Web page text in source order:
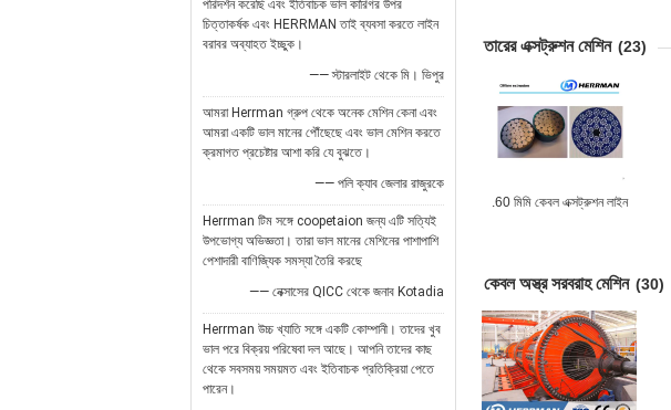
পরিদর্শন করেছি এবং ইতিবাচক ভাল কারিগর উপর
চিত্তাকর্ষক এবং HERRMAN তাই ব্যবসা করতে লাইন
বরাবর অব্যাহত ইচ্ছুক।
—— স্টারলাইট থেকে মি। ভিপুর
আমরা Herrman গ্রুপ থেকে অনেক মেশিন কেনা এবং
আমরা একটি ভাল মানের পৌঁছেছে এবং ভাল মেশিন করতে
ক্রমাগত প্রচেষ্টার আশা করি যে বুঝতে।
—— পলি ক্যাব জেলার রাজুরকে
Herrman টিম সঙ্গে coopetaion জন্য এটি সত্যিই
উপভোগ্য অভিজ্ঞতা। তারা ভাল মানের মেশিনের পাশাপাশি
পেশাদারী বাণিজ্যিক সমস্যা তৈরি করছে
—— নেক্সাসের QICC থেকে জনাব Kotadia
Herrman উচ্চ খ্যাতি সঙ্গে একটি কোম্পানী। তাদের খুব
ভাল পরে বিক্রয় পরিষেবা দল আছে। আপনি তাদের কাছ
থেকে সবসময় সময়মত এবং ইতিবাচক প্রতিক্রিয়া পেতে
পারেন।
তারের এক্সট্রুশন মেশিন (23)
.60 মিমি কেবল এক্সট্রুশন লাইন
কেবল অস্ত্র সরবরাহ মেশিন (30)